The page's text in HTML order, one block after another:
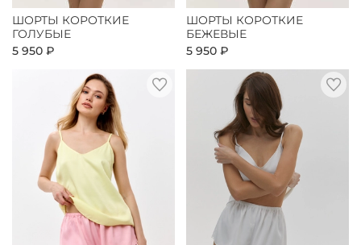
ШОРТЫ КОРОТКИЕ
ГОЛУБЫЕ
5 950 ₽
ШОРТЫ КОРОТКИЕ
БЕЖЕВЫЕ
5 950 ₽